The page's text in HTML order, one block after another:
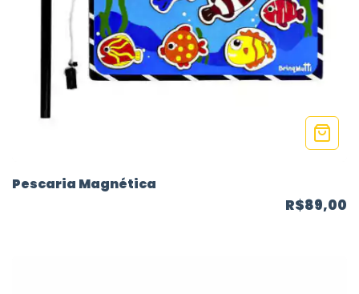
Pescaria Magnética
R$89,00